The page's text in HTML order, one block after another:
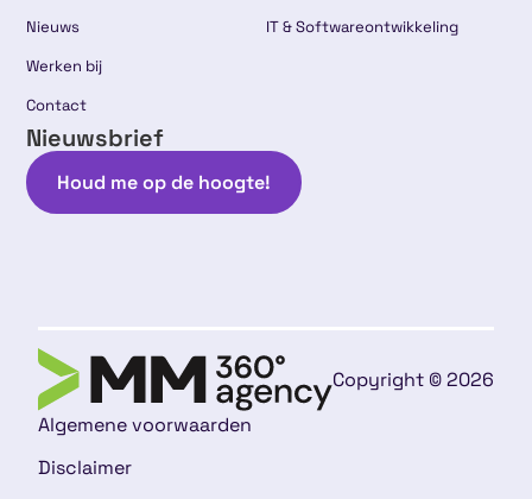
Nieuws
Werken bij
Contact
IT & Softwareontwikkeling
Nieuwsbrief
Houd me op de hoogte!
Copyright © 2026
Algemene voorwaarden
Disclaimer